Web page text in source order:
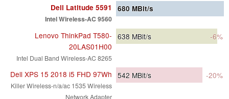
Dell Latitude 5591
Intel Wireless-AC 9560
680 MBit/s
Lenovo ThinkPad T580-
20LAS01H00
Intel Dual Band Wireless-AC 8265
638 MBit/s -6%
Dell XPS 15 2018 i5 FHD 97Wh
Killer Wireless-n/a/ac 1535 Wireless
Network Adapter
542 MBit/s -20%